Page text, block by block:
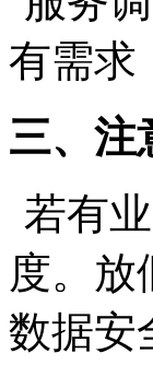
有需求
三、注
若有
度。放
数据安